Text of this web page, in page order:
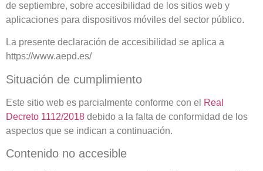
de septiembre, sobre accesibilidad de los sitios web y
aplicaciones para dispositivos móviles del sector público.
La presente declaración de accesibilidad se aplica a
https://www.aepd.es/
Situación de cumplimiento
Este sitio web es parcialmente conforme con el
Real
Decreto 1112/2018 debido a la falta de conformidad de los
aspectos que se indican a continuación.
Contenido no accesible